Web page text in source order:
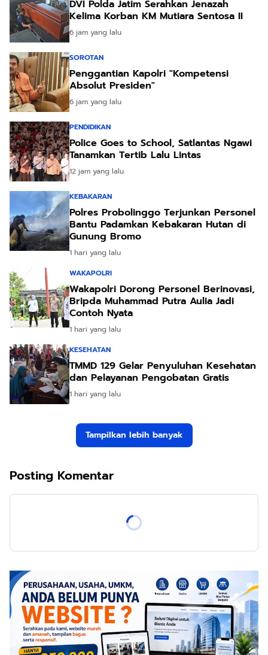
DVI Polda Jatim Serahkan Jenazah
Kelima Korban KM Mutiara Sentosa II
6 jam yang lalu
SOROTAN
Penggantian Kapolri "Kompetensi
Absolut Presiden"
6 jam yang lalu
PENDIDIKAN
Police Goes to School, Satlantas Ngawi
Tanamkan Tertib Lalu Lintas
12 jam yang lalu
KEBAKARAN
Polres Probolinggo Terjunkan Personel
Bantu Padamkan Kebakaran Hutan di
Gunung Bromo
1 hari yang lalu
WAKAPOLRI
Wakapolri Dorong Personel Berinovasi,
Bripda Muhammad Putra Aulia Jadi
Contoh Nyata
1 hari yang lalu
KESEHATAN
TMMD 129 Gelar Penyuluhan Kesehatan
dan Pelayanan Pengobatan Gratis
1 hari yang lalu
Tampilkan lebih banyak
Posting Komentar